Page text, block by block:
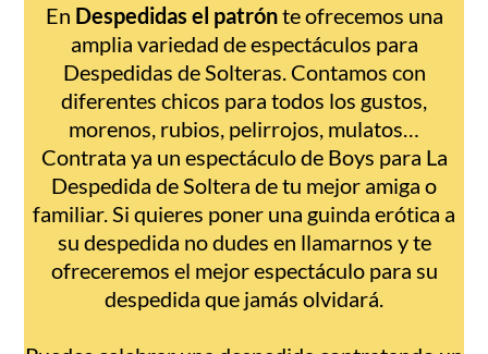
En Despedidas el patrónte ofrecemos una
amplia variedad de espectáculos para
Despedidas de Solteras. Contamos con
diferentes chicos para todos los gustos,
morenos, rubios, pelirrojos, mulatos…
Contrata ya un espectáculo de Boys para La
Despedida de Soltera de tu mejor amiga o
familiar. Si quieres poner una guinda erótica a
su despedida no dudes en llamarnos y te
ofreceremos el mejor espectáculo para su
despedida que jamás olvidará.